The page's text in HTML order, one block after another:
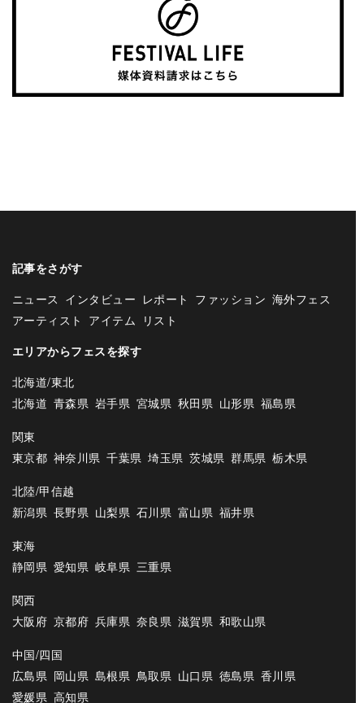
記事をさがす
ニュース インタビュー レポート ファッション 海外フェス
アーティスト アイテム リスト
エリアからフェスを探す
北海道/東北
北海道 青森県 岩手県 宮城県 秋田県 山形県 福島県
関東
東京都 神奈川県 千葉県 埼玉県 茨城県 群馬県 栃木県
北陸/甲信越
新潟県 長野県 山梨県 石川県 富山県 福井県
東海
静岡県 愛知県 岐阜県 三重県
関西
大阪府 京都府 兵庫県 奈良県 滋賀県 和歌山県
中国/四国
広島県 岡山県 島根県 鳥取県 山口県 徳島県 香川県
愛媛県 高知県